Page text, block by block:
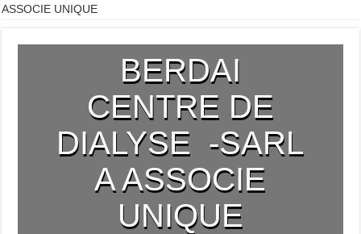
ASSOCIE UNIQUE
BERDAI
CENTRE DE
DIALYSE -SARL
A ASSOCIE
UNIQUE